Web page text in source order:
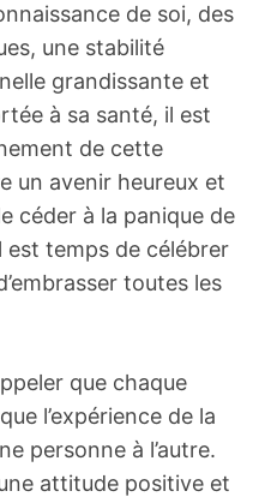
de soi, des
une stabilité
grandissante et
à sa santé, il est
de cette
un avenir heureux et
céder à la panique de
est temps de célébrer
toutes les
que chaque
l’expérience de la
personne à l’autre.
attitude positive et